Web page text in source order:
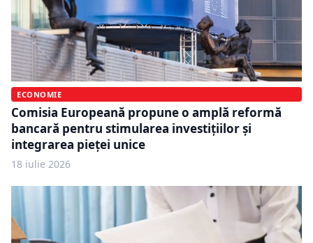
ECONOMIE
Comisia Europeană propune o amplă reformă
bancară pentru stimularea investițiilor și
integrarea pieței unice
18 iulie 2026